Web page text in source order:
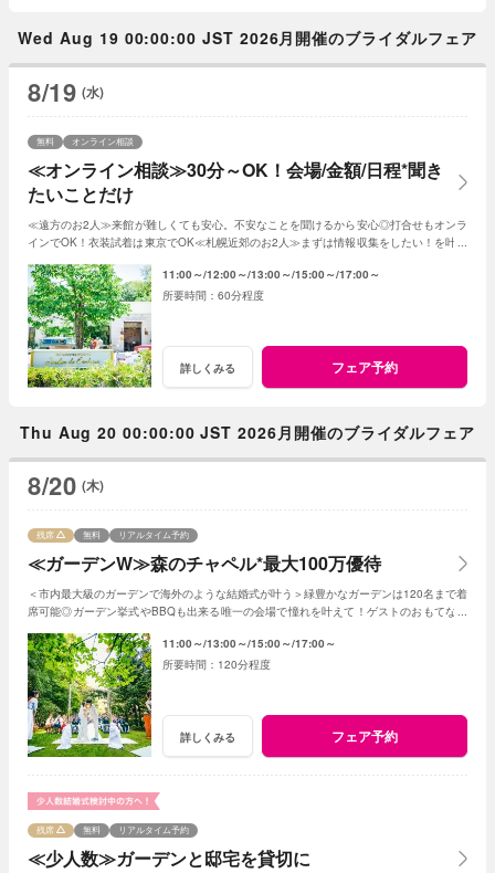
Wed Aug 19 00:00:00 JST 2026月開催のブライダルフェア
8/19 (水)
≪オンライン相談≫30分～OK！会場/金額/日程*聞き
たいことだけ
無料 オンライン相談
≪遠方のお2人≫来館が難しくても安心。不安なことを聞けるから安心◎打合せもオンラ
インでOK！衣装試着は東京でOK≪札幌近郊のお2人≫まずは情報収集をしたい！を叶え
11:00～ 12:00～ 13:00～ 15:00～ 17:00～
60分程度
詳しくみる フェア予約
Thu Aug 20 00:00:00 JST 2026月開催のブライダルフェア
8/20 (木)
≪ガーデンW≫森のチャペル*最大100万優待
残席 無料 リアルタイム予約
＜市内最大級のガーデンで海外のような結婚式が叶う＞緑豊かなガーデンは120名まで着
席可能◎ガーデン挙式やBBQも出来る唯一の会場で憧れを叶えて！ゲストのおもてなし
11:00～ 13:00～ 15:00～ 17:00～
120分程度
詳しくみる フェア予約
≪少人数≫ガーデンと邸宅を貸切に
残席 無料 リアルタイム予約